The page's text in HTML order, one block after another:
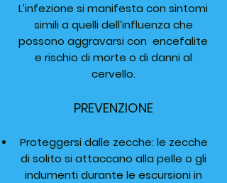
L’infezione si manifesta con sintomi
simili a quelli dell’influenza che
possono aggravarsi con encefalite
e rischio di morte o di danni al
cervello.
PREVENZIONE
Proteggersi dalle zecche: le zecche
di solito si attaccano alla pelle o gli
indumenti durante le escursioni in